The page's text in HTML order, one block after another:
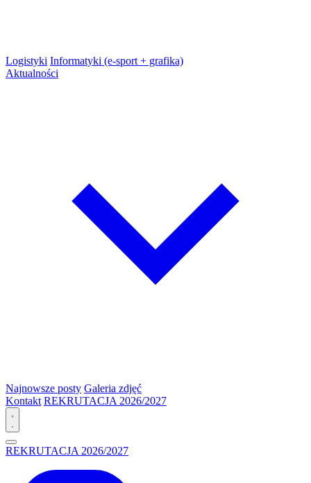
Logistyki Informatyki (e-sport + grafika)
Aktualności
Najnowsze posty Galeria zdjęć
Kontakt REKRUTACJA 2026/2027
REKRUTACJA 2026/2027